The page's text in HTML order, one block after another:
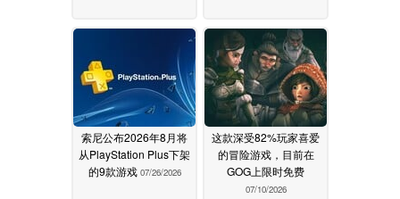
索尼公布2026年8月将
从PlayStation Plus下架
的9款游戏 07/26/2026
这款深受82%玩家喜爱
的冒险游戏，目前在
GOG上限时免费
07/10/2026